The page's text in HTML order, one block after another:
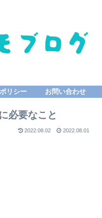
リシー お問い合わせ
必要なこと
2022.08.02 2022.08.01